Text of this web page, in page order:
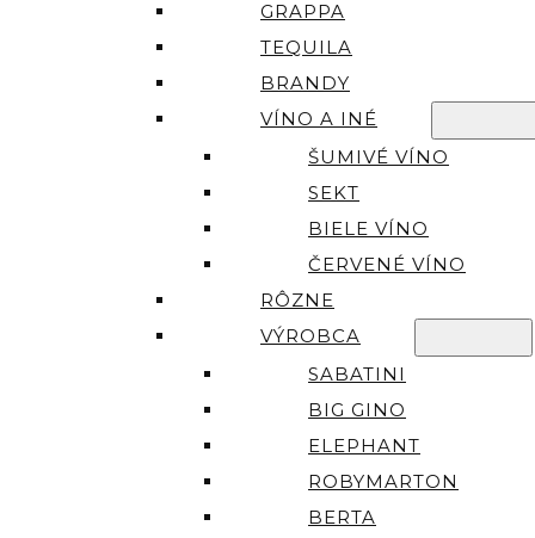
GRAPPA
TEQUILA
BRANDY
VÍNO A INÉ
ŠUMIVÉ VÍNO
SEKT
BIELE VÍNO
ČERVENÉ VÍNO
RÔZNE
VÝROBCA
SABATINI
BIG GINO
ELEPHANT
ROBYMARTON
BERTA